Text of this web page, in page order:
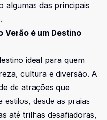
algumas das principais
Verão é um Destino
ideal para quem
cultura e diversão. A
de atrações que
estilos, desde as praias
até trilhas desafiadoras,